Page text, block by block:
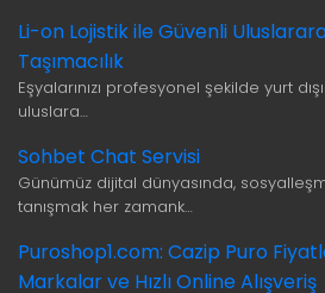
Li-on Lojistik ile Güvenli
Taşımacılık
Eşyalarınızı profesyonel şekilde yurt
uluslara…
Sohbet Chat Servisi
Günümüz dijital dünyasında,
tanışmak her zamank…
Puroshop1.com: Cazip Puro
Markalar ve Hızlı Online Alışveriş